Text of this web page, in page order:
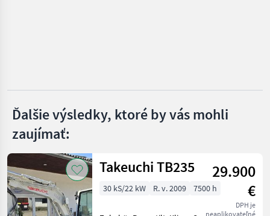
Kobelco
Zobraziť
všetkých
29
MARKETPLACE
Ďalšie výsledky, ktoré by vás mohli
zaujímať:
Takeuchi TB235
29.900
€
DPH je
neaplikovateľné
30 kS/22 kW R. v. 2009 7500 h